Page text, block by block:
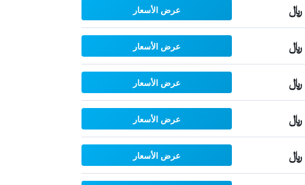
عرض الأسعار
عرض الأسعار
عرض الأسعار
عرض الأسعار
عرض الأسعار